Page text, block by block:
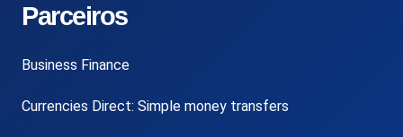
Parceiros
Business Finance
Currencies Direct: Simple money transfers